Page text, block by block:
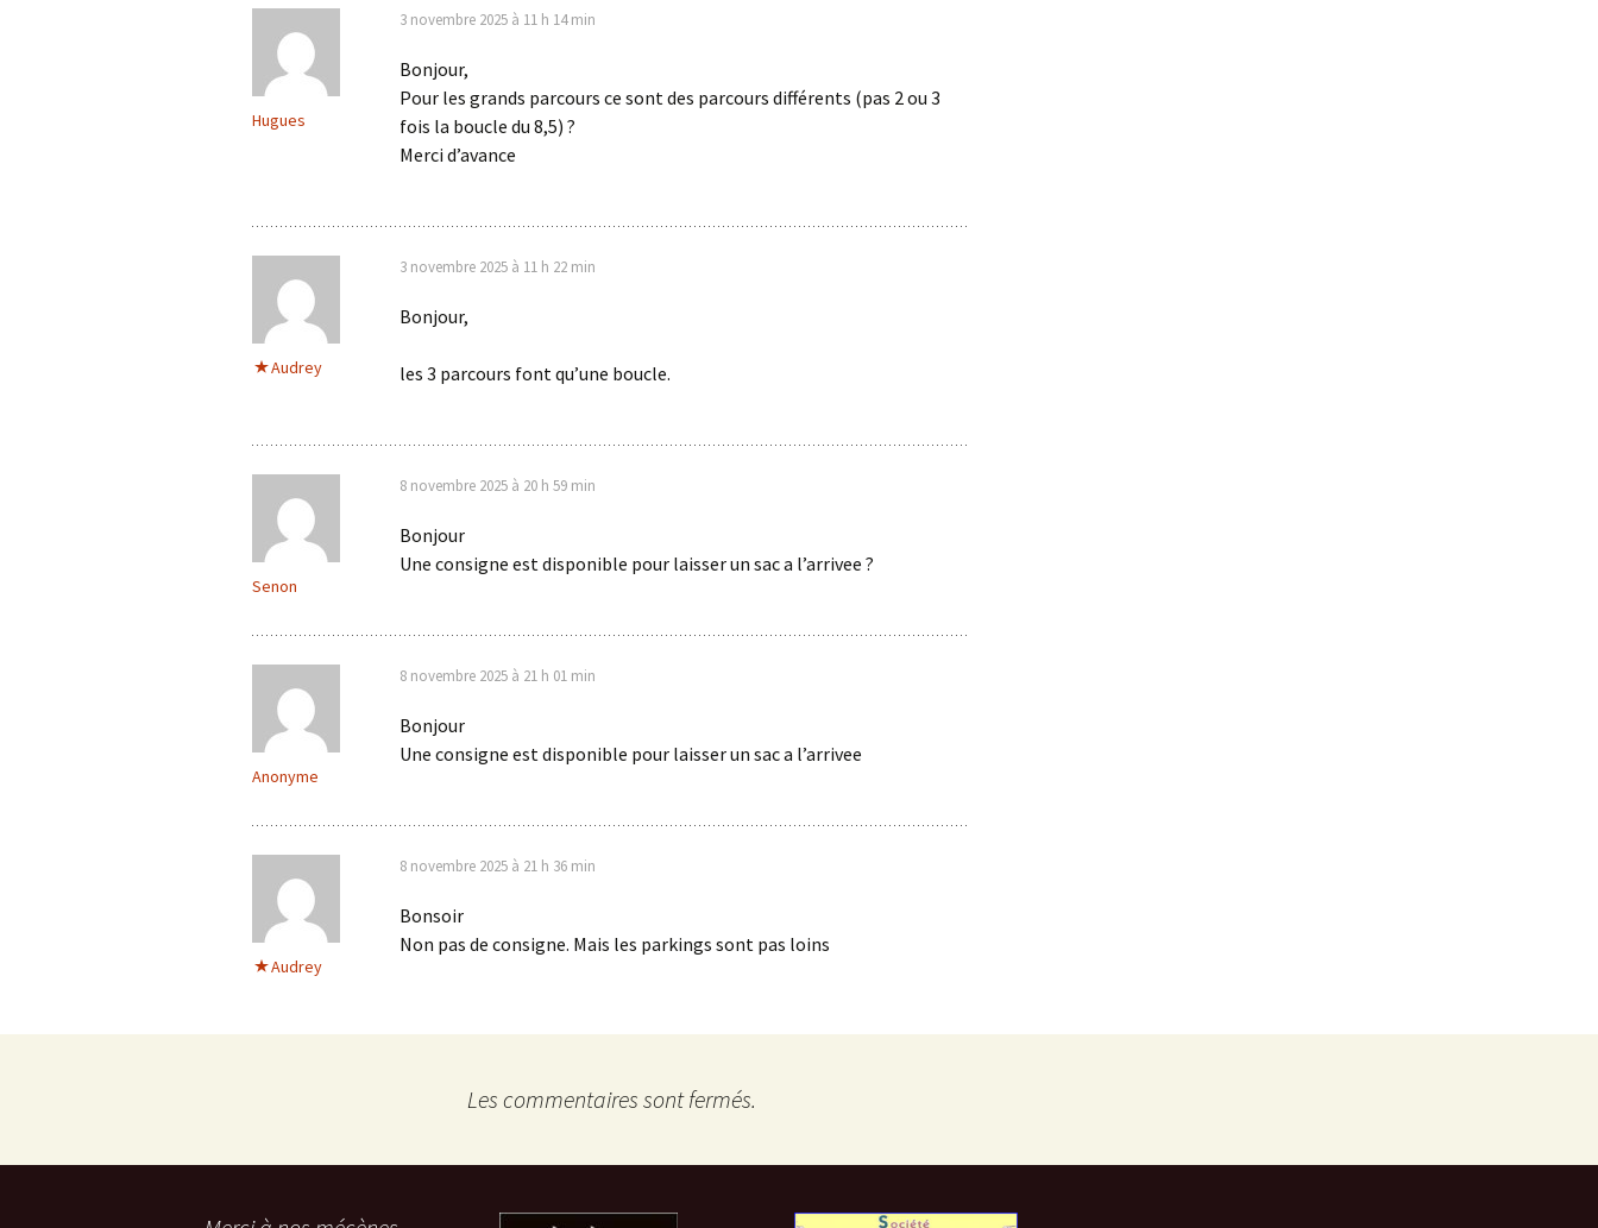
Hugues
3 novembre 2025 à 11 h 14 min
Bonjour,
Pour les grands parcours ce sont des parcours différents (pas 2 ou 3
fois la boucle du 8,5) ?
Merci d’avance
Audrey
3 novembre 2025 à 11 h 22 min
Bonjour,
les 3 parcours font qu’une boucle.
Senon
8 novembre 2025 à 20 h 59 min
Bonjour
Une consigne est disponible pour laisser un sac a l’arrivee ?
Anonyme
8 novembre 2025 à 21 h 01 min
Bonjour
Une consigne est disponible pour laisser un sac a l’arrivee
Audrey
8 novembre 2025 à 21 h 36 min
Bonsoir
Non pas de consigne. Mais les parkings sont pas loins
Les commentaires sont fermés.